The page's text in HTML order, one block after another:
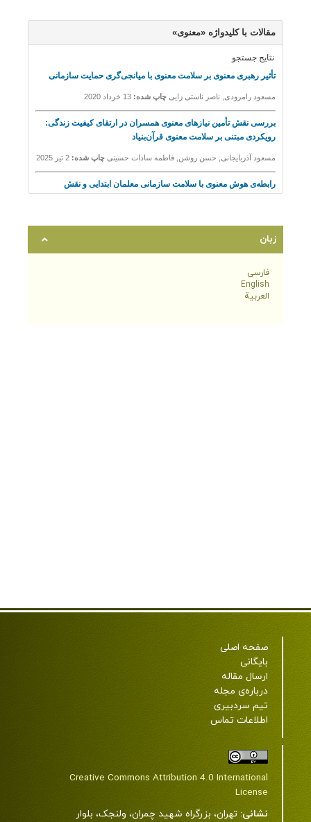
زبان
فارسی
English
العربية
صفحه اصلی
بایگانی
ارسال مقاله
درباره‌ی مجله
تیم سردبیری
اطلاعات تماس
Creative Commons Attribution 4.0 International
License
نشانی: تهران، بزرگراه شهید چمران، ولنجک، بلوار